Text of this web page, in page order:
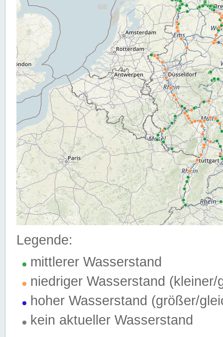
Legende:
mittlerer Wasserstand
niedriger Wasserstand (kleiner/
hoher Wasserstand (größer/
kein aktueller Wasserstand